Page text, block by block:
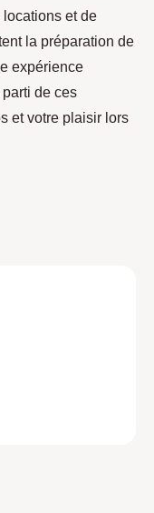
locations et de
la préparation de
expérience
de ces
et votre plaisir lors